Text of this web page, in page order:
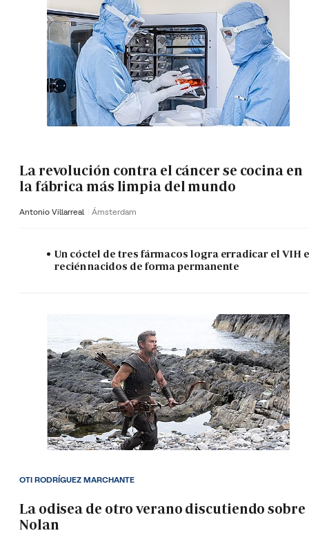
La revolución contra el cáncer se cocina en
la fábrica más limpia del mundo
Antonio Villarreal Ámsterdam
Un cóctel de tres fármacos logra erradicar el VIH
recién nacidos de forma permanente
La odisea de otro verano discutiendo sobre
Nolan
OTI RODRÍGUEZ MARCHANTE